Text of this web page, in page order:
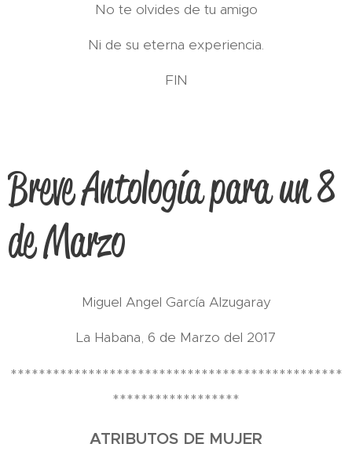
No te olvides de tu amigo
Ni de su eterna experiencia.
FIN
Breve Antología para un 8
de Marzo
Miguel Angel García Alzugaray
La Habana, 6 de Marzo del 2017
***********************************************
******************
ATRIBUTOS DE MUJER